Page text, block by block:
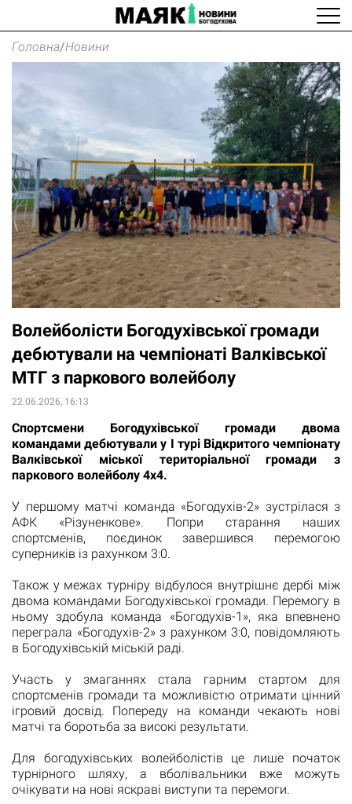
Головна/Новини
Волейболісти Богодухівської громади
дебютували на чемпіонаті Валківської
МТГ з паркового волейболу
22.06.2026, 16:13
Спортсмени Богодухівської громади двома
командами дебютували у І турі Відкритого чемпіонату
Валківської міської територіальної громади з
паркового волейболу 4х4.
У першому матчі команда «Богодухів-2» зустрілася з
АФК «Різуненкове». Попри старання наших
спортсменів, поєдинок завершився перемогою
суперників із рахунком 3:0.
Також у межах турніру відбулося внутрішнє дербі між
двома командами Богодухівської громади. Перемогу в
ньому здобула команда «Богодухів-1», яка впевнено
переграла «Богодухів-2» з рахунком 3:0, повідомляють
в Богодухівській міській раді.
Участь у змаганнях стала гарним стартом для
спортсменів громади та можливістю отримати цінний
ігровий досвід. Попереду на команди чекають нові
матчі та боротьба за високі результати.
Для богодухівських волейболістів це лише початок
турнірного шляху, а вболівальники вже можуть
очікувати на нові яскраві виступи та перемоги.